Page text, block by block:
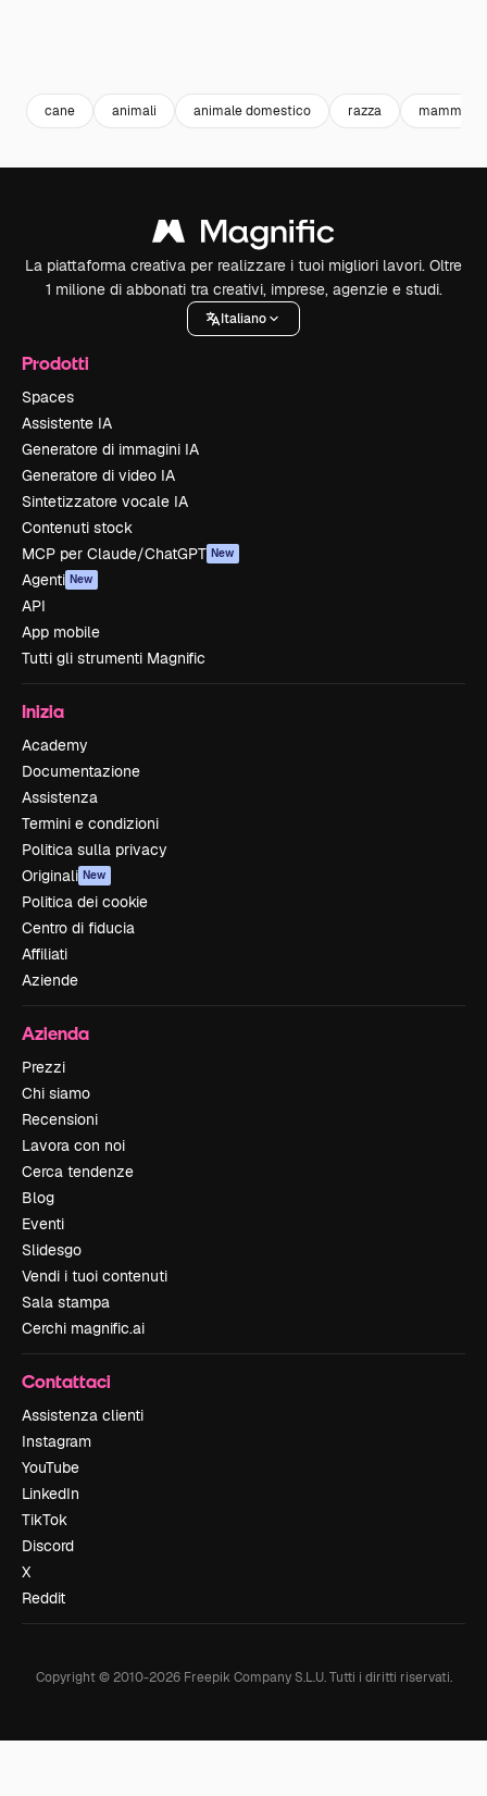
cane animali animale domestico razza
La piattaforma creativa per realizzare i tuoi migliori lavori. Oltre
1 milione di abbonati tra creativi, imprese, agenzie e studi.
Italiano
Prodotti
Spaces
Assistente IA
Generatore di immagini IA
Generatore di video IA
Sintetizzatore vocale IA
Contenuti stock
MCP per Claude/ChatGPT New
Agenti New
API
App mobile
Tutti gli strumenti Magnific
Inizia
Academy
Documentazione
Assistenza
Termini e condizioni
Politica sulla privacy
Originali New
Politica dei cookie
Centro di fiducia
Affiliati
Aziende
Azienda
Prezzi
Chi siamo
Recensioni
Lavora con noi
Cerca tendenze
Blog
Eventi
Slidesgo
Vendi i tuoi contenuti
Sala stampa
Cerchi magnific.ai
Contattaci
Assistenza clienti
Instagram
YouTube
LinkedIn
TikTok
Discord
X
Reddit
Copyright © 2010-2026Freepik Company S.L.U. Tutti i diritti riservati.